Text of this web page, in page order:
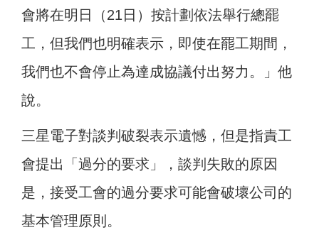
會將在明日（21日）按計劃依法舉行總罷
工，但我們也明確表示，即使在罷工期間，
我們也不會停止為達成協議付出努力。」他
說。
三星電子對談判破裂表示遺憾，但是指責工
會提出「過分的要求」，談判失敗的原因
是，接受工會的過分要求可能會破壞公司的
基本管理原則。